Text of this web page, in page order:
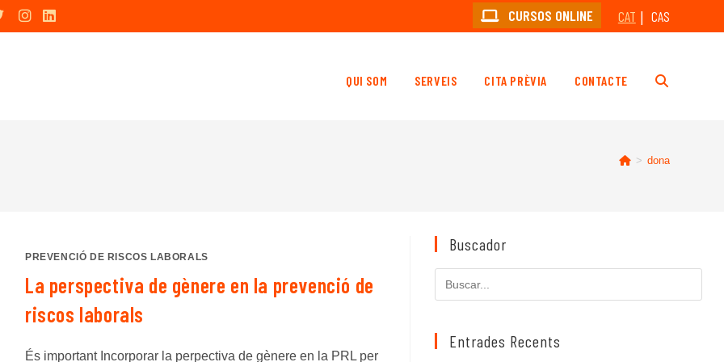
CAT CAS
CURSOS ONLINE
QUI SOM SERVEIS CITA PRÈVIA CONTACTE ALTERNA
> dona
PREVENCIÓ DE RISCOS LABORALS
La perspectiva de gènere en la prevenció de
riscos laborals
És important Incorporar la perpectiva de gènere en la PRL per
Buscador
en
llocEntrades Recents